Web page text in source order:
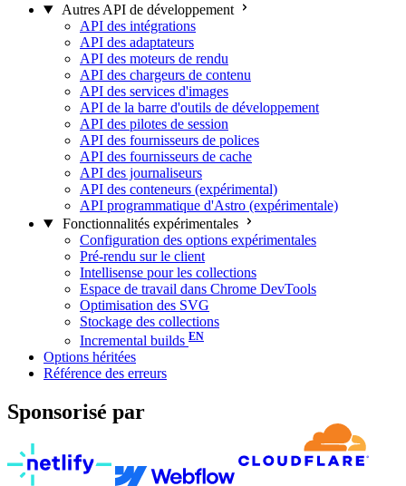
Autres API de développement
API des intégrations
API des adaptateurs
API des moteurs de rendu
API des chargeurs de contenu
API des services d'images
API de la barre d'outils de développement
API des pilotes de session
API des fournisseurs de polices
API des fournisseurs de cache
API des journaliseurs
API des conteneurs (expérimental)
API programmatique d'Astro (expérimentale)
Fonctionnalités expérimentales
Configuration des options expérimentales
Pré-rendu sur le client
Intellisense pour les collections
Espace de travail dans Chrome DevTools
Optimisation des SVG
Stockage des collections
Incremental builds
Options héritées
Référence des erreurs
Sponsorisé par